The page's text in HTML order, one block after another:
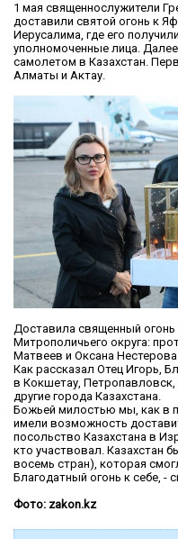
1 мая священнослужители
доставили святой огонь к
Иерусалима, где его
уполномоченные лица.
самолетом в Казахстан.
Алматы и Актау.
Доставила священный огонь
Митрополичьего округа:
Матвеев и Оксана Нестерова.
Как рассказал Отец Игорь,
в Кокшетау,
другие города Казахстана.
Божьей милостью мы, как в
имели возможность
посольство Казахстана в
кто участвовал. Казахстан
восемь стран), которая
Благодатный огонь к себе, -
Фото: zakon.kz